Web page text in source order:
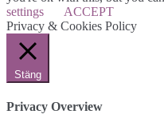
settings
ACCEPT
Privacy & Cookies Policy
Stäng
Privacy Overview